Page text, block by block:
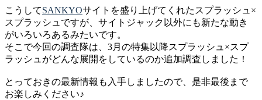
こうしてSANKYOサイトを盛り上げてくれたスプラッシュ×
スプラッシュですが、サイトジャック以外にも新たな動き
がいろいろあるみたいです。
そこで今回の調査隊は、3月の特集以降スプラッシュ×スプ
ラッシュがどんな展開をしているのか追加調査しました！
とっておきの最新情報も入手しましたので、是非最後まで
お楽しみください♪